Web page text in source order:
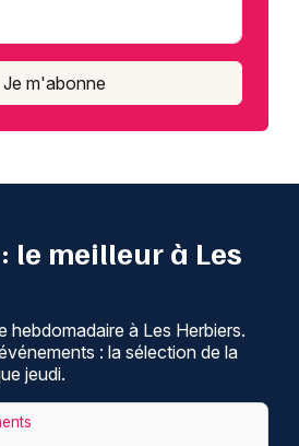
Je m'abonne
le meilleur à Les
à Les Herbiers.
: la sélection de la
jeudi.